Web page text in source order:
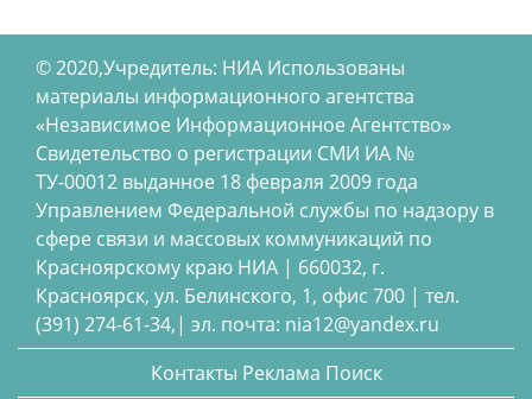
© 2020,Учредитель: НИА Использованы
материалы информационного агентства
«Независимое Информационное Агентство»
Свидетельство о регистрации СМИ ИА №
ТУ-00012 выданное 18 февраля 2009 года
Управлением Федеральной службы по надзору в
сфере связи и массовых коммуникаций по
Красноярскому краю НИА | 660032, г.
Красноярск, ул. Белинского, 1, офис 700 | тел.
(391) 274-61-34,| эл. почта: nia12@yandex.ru
Контакты Реклама Поиск